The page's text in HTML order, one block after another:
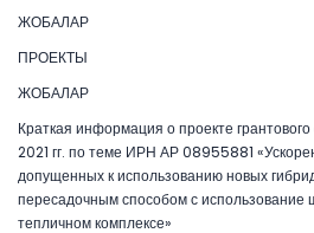
ЖОБАЛАР
ПРОЕКТЫ
ЖОБАЛАР
Краткая информация о проекте
2021 гг. по теме ИРН АР 08955881
допущенных к использованию новых
пересадочным способом с использование
тепличном комплексе»